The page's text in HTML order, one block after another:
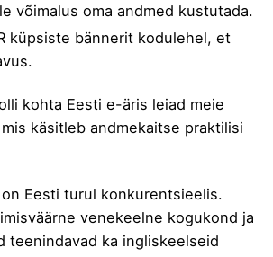
võimalus oma andmed kustutada.
küpsiste bännerit kodulehel, et
kohta Eesti e-äris leiad meie
käsitleb andmekaitse praktilisi
on Eesti turul konkurentsieelis.
venekeelne kogukond ja
teenindavad ka ingliskeelseid